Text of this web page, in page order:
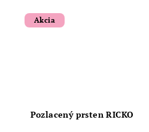
Akcia
Pozlacený prsten RICKO